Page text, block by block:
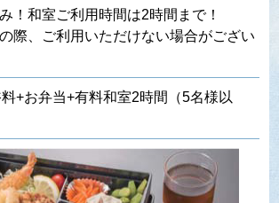
！和室ご利用時間は2時間まで！
際、ご利用いただけない場合がござい
料+お弁当+有料和室2時間（5名様以